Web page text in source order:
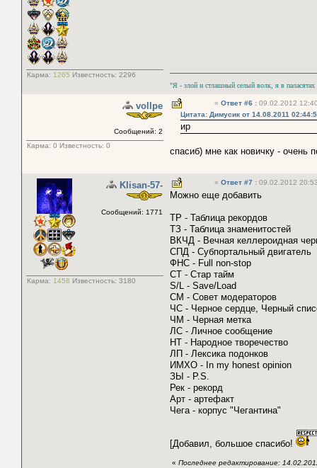
Карма: 1265 Известность: 2296
"Я - злой и стлашный селый волк, я в
vollpe
Сообщений: 2
Карма: 0 Известность: 0
« Ответ #6 : 09.02.2012
Цитата: Димусик от 14.08.2011
ир
спасиб) мне как новичку - очень
Klisan-57-
Сообщений: 1771
Карма: 1458 Известность: 3180
« Ответ #7 : 09.02.2012
Можно еще добавить
ТР - Таблица рекордов
ТЗ - Таблица знаменитостей
ВКЧД - Вечная келлероидная
СПД - Субпортальный двигатель
ФНС - Full non-stop
СТ - Стар тайм
S/L - Save/Load
СМ - Совет модераторов
ЧС - Черное сердце, Черный
ЧМ - Черная метка
ЛС - Личное сообщение
НТ - Народное творечество
ЛП - Лексика подонков
ИМХО - In my honest opinion
ЗЫ - P.S.
Рек - рекорд
Арт - артефакт
Чега - корпус "Чегантина"
[Добавил, большое спасибо!
« Последнее редактирование: